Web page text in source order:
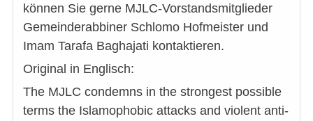
können Sie gerne MJLC-Vorstandsmitglieder
Gemeinderabbiner Schlomo Hofmeister und
Imam Tarafa Baghajati kontaktieren.
Original in Englisch:
The MJLC condemns in the strongest possible
terms the Islamophobic attacks and violent anti-